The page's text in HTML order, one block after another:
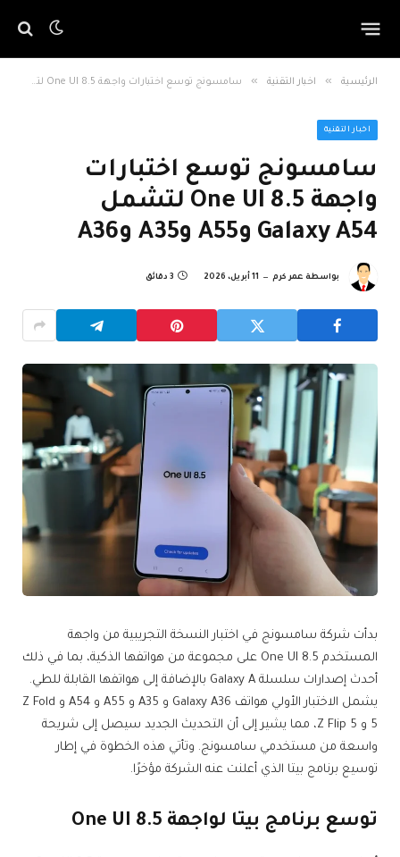
الرئيسية » اخبار التقنية » سامسونج توسع اختبارات واجهة One UI 8.5 لتشمل Galaxy A54 وA55 وA35 وA36
اخبار التقنية
سامسونج توسع اختبارات
واجهة One UI 8.5 لتشمل
Galaxy A54 وA55 وA35 وA36
بواسطة عمر كرم 11 أبريل، 2026 3 دقائق
بدأت شركة سامسونج في اختبار النسخة التجريبية من واجهة
المستخدم One UI 8.5 على مجموعة من هواتفها الذكية، بما في ذلك
أحدث إصدارات سلسلة Galaxy A بالإضافة إلى هواتفها القابلة للطي.
يشمل الاختبار الأولي هواتف Galaxy A36 و A35 و A55 و A54 و Z Fold
5 و Z Flip 5، مما يشير إلى أن التحديث الجديد سيصل إلى شريحة
واسعة من مستخدمي سامسونج. وتأتي هذه الخطوة في إطار
توسيع برنامج بيتا الذي أعلنت عنه الشركة مؤخرًا.
توسع برنامج بيتا لواجهة One UI 8.5